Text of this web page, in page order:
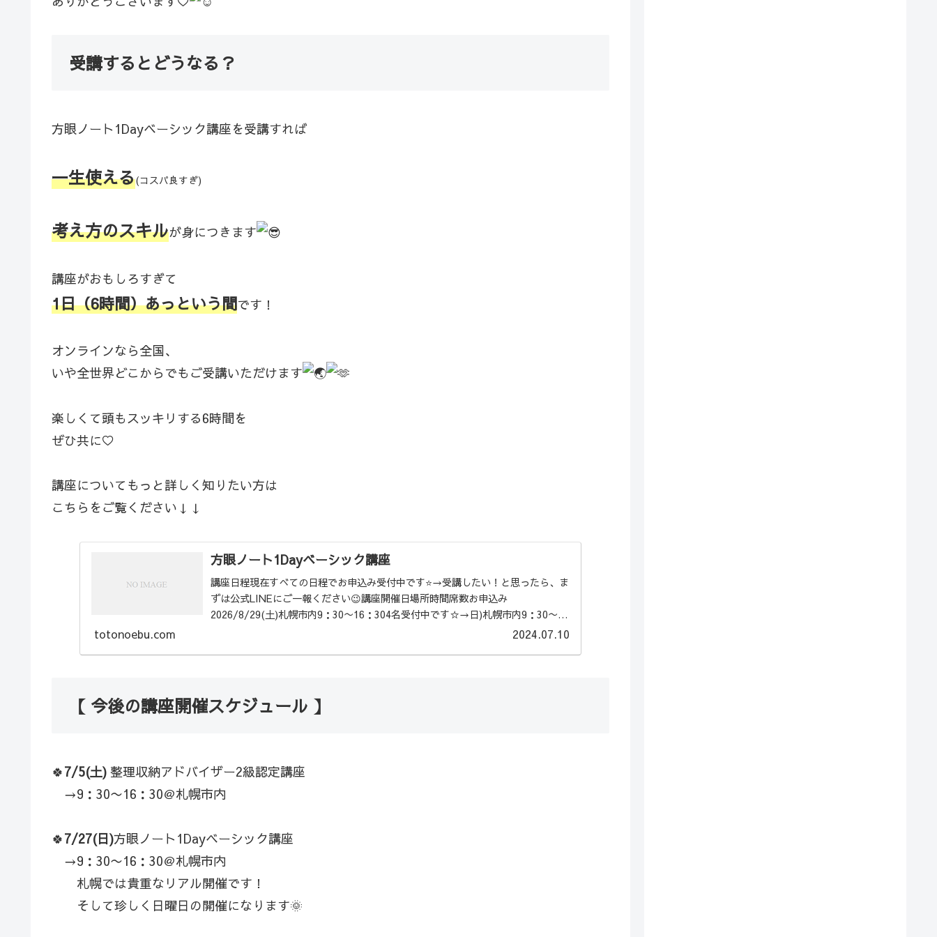
受講するとどうなる？
方眼ノート1Dayベーシック講座を受講すれば
一生使える(コスパ良すぎ)
考え方のスキルが身につきます
講座がおもしろすぎて
1日（6時間）あっという間です！
オンラインなら全国、
いや全世界どこからでもご受講いただけます
楽しくて頭もスッキリする6時間を
ぜひ共に♡
講座についてもっと詳しく知りたい方は
こちらをご覧ください↓↓
方眼ノート1Dayベーシック講座
講座日程現在すべての日程でお申込み受付中です⭐️→受講したい！と思ったら、ま
ずは公式LINEにご一報ください😉講座開催日場所時間席数お申込み
2026/8/29(土)札幌市内9：30〜16：304名受付中です☆→日)札幌市内9：30〜
totonoebu.com 2024.07.10
【 今後の講座開催スケジュール 】
🍀7/5(土) 整理収納アドバイザー2級認定講座
→9：30〜16：30＠札幌市内
🍀7/27(日)方眼ノート1Dayベーシック講座
→9：30〜16：30＠札幌市内
札幌では貴重なリアル開催です！
そして珍しく日曜日の開催になります🌞